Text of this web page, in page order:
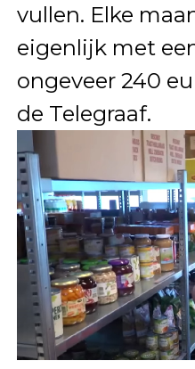
vullen. Elke
eigenlijk met
ongeveer 240
de Telegraaf.